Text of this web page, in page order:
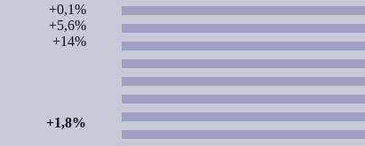
+0,1%
+5,6%
+14%
+1,8%